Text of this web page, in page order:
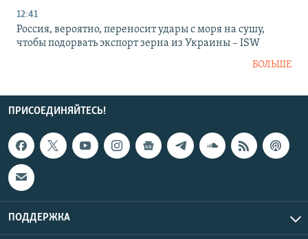
12:41
Россия, вероятно, переносит удары с моря на сушу,
чтобы подорвать экспорт зерна из Украины – ISW
БОЛЬШЕ
ПРИСОЕДИНЯЙТЕСЬ!
ПОДДЕРЖКА